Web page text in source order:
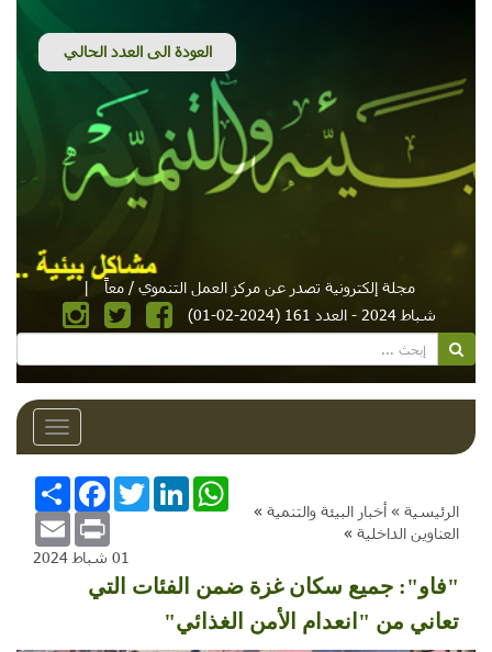
مجلة إلكترونية تصدر عن مركز العمل التنموي / معاً
|
شباط 2024 - العدد 161 (2024-02-01)
Toggle
الرئيسية » أخبار البيئة والتنمية »
العناوين الداخلية »
انشر
FacebookTwitterLinkedInWhatsApp
Email Print
01 شباط 2024
"فاو": جميع سكان غزة ضمن الفئات التي
تعاني من "انعدام الأمن الغذائي"